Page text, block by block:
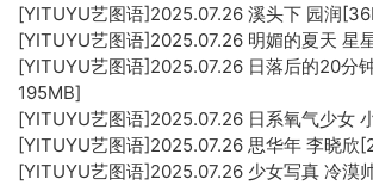
[YITUYU艺图语]2025.07.26 溪头下 园润
[YITUYU艺图语]2025.07.26 明媚的夏天 星
[YITUYU艺图语]2025.07.26 日落后的20分
195MB]
[YITUYU艺图语]2025.07.26 日系氧气少女
[YITUYU艺图语]2025.07.26 思华年 李晓欣
[YITUYU艺图语]2025.07.26 少女写真 冷漠